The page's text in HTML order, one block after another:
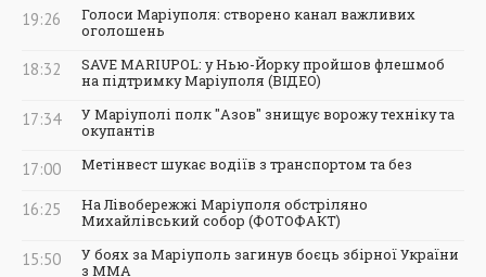
19:26
Голоси Маріуполя: створено канал важливих
оголошень
18:32
SAVE MARIUPOL: у Нью-Йорку пройшов флешмоб
на підтримку Маріуполя (ВІДЕО)
17:34
У Маріуполі полк "Азов" знищує ворожу техніку та
окупантів
17:00 Метінвест шукає водіїв з транспортом та без
16:25
На Лівобережжі Маріуполя обстріляно
Михайлівський собор (ФОТОФАКТ)
15:50
У боях за Маріуполь загинув боєць збірної України
з ММА